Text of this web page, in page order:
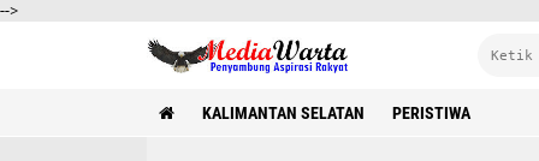
-->
KALIMANTAN SELATAN PERISTIWA